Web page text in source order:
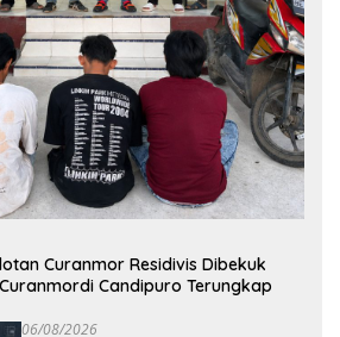
Curanmor Residivis Dibekuk
Candipuro Terungkap
06/08/2026